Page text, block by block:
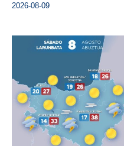
2026-08-09